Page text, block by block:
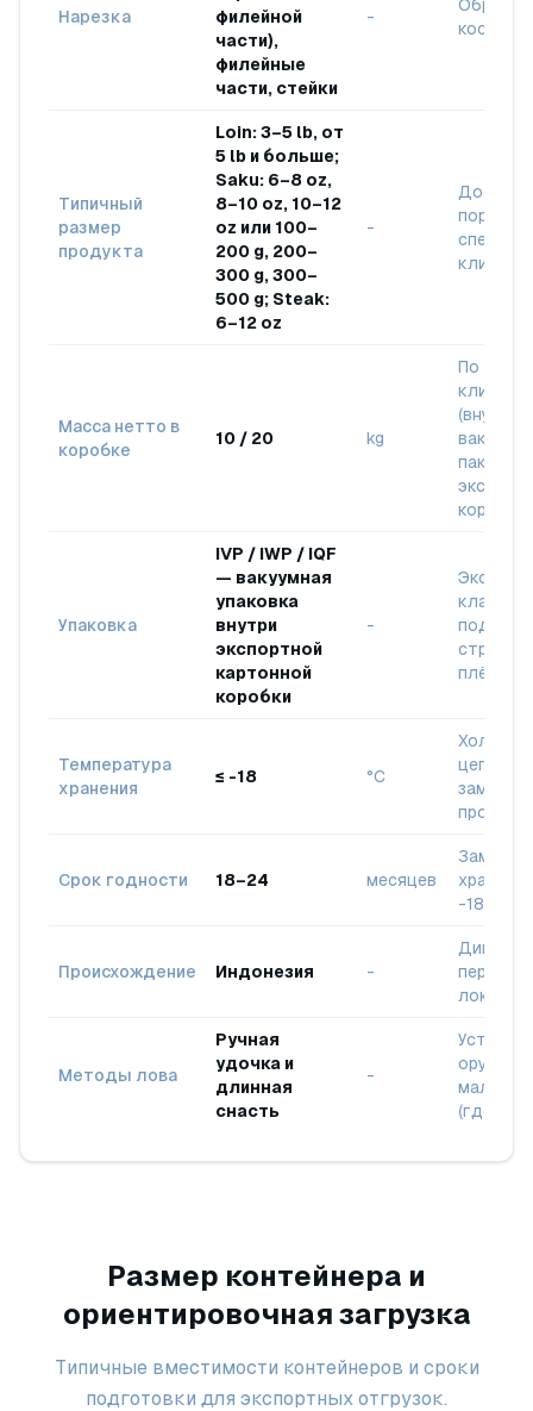
Нарезка
филейной
части),
филейные
части, стейки
-
костей
Типичный
размер
продукта
Loin: 3–5 lb, от
5 lb и больше;
Saku: 6–8 oz,
8–10 oz, 10–12
oz или 100–
200 g, 200–
300 g, 300–
500 g; Steak:
6–12 oz
-
порции
клиента
Масса нетто в
коробке
10 / 20 kg
По
клиента
пакеты +
коробка)
Упаковка
IVP / IWP / IQF
— вакуумная
упаковка
внутри
экспортной
картонной
коробки
-
класс с
стрейч-
плёнкой
Температура
хранения
≤ -18 °C
цепь для
Срок годности 18–24 месяцев
-18°C
Происхождение Индонезия -
Дикий
Методы лова
Ручная
удочка и
длинная
снасть
-
орудия
малых
(где
Размер контейнера и
ориентировочная загрузка
Типичные вместимости контейнеров и сроки
подготовки для экспортных отгрузок.